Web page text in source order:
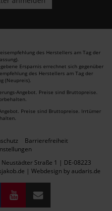
des Herstellers am Tag der
Ersparnis errechnet sich gegenüber
des Herstellers am Tag der
(Neupreis).
Angebot. Preise sind Bruttopreise.
Preise sind Bruttopreise. Irrtümer
Barrierefreiheit
Straße 1 | DE-08223
| Webdesign by audaris.de